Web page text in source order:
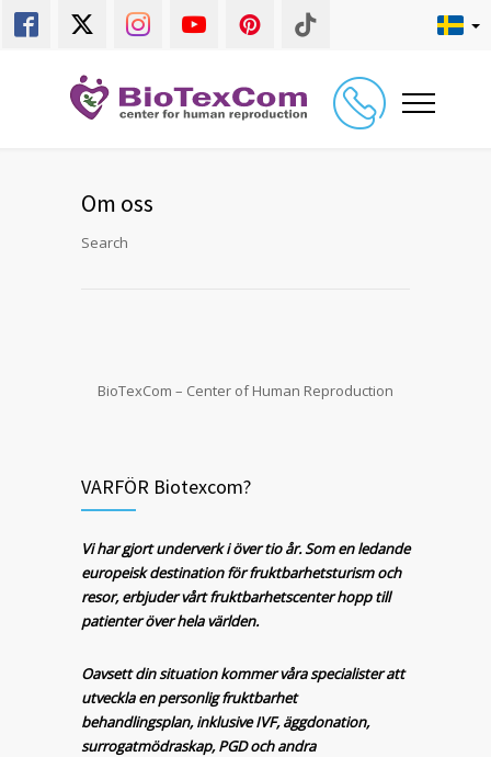
Om oss
Search
BioTexCom – Center of Human Reproduction
VARFÖR Biotexcom?
Vi har gjort underverk i över tio år. Som en ledande
europeisk destination för fruktbarhetsturism och
resor, erbjuder vårt fruktbarhetscenter hopp till
patienter över hela världen.
Oavsett din situation kommer våra specialister att
utveckla en personlig fruktbarhet
behandlingsplan, inklusive IVF, äggdonation,
surrogatmödraskap, PGD och andra